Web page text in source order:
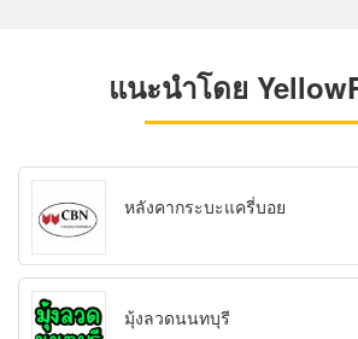
แนะนำโดย
หลังคากระบะแครี่บอย
มุ้งลวดนนทบุรี